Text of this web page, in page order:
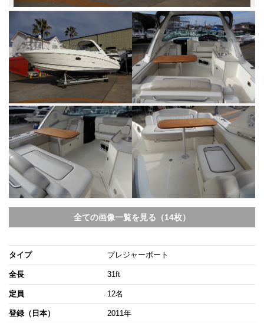
全ての画像一覧を見る（14枚）
タイプ プレジャーボート
全長 31ft
定員 12名
登録（日本） 2011年